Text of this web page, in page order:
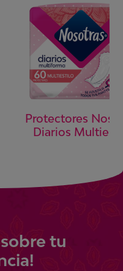
Protectores
Diarios
sobre tu